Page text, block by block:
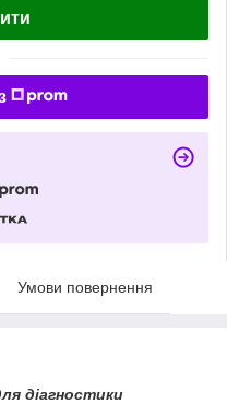
Умови повернення
діагностики